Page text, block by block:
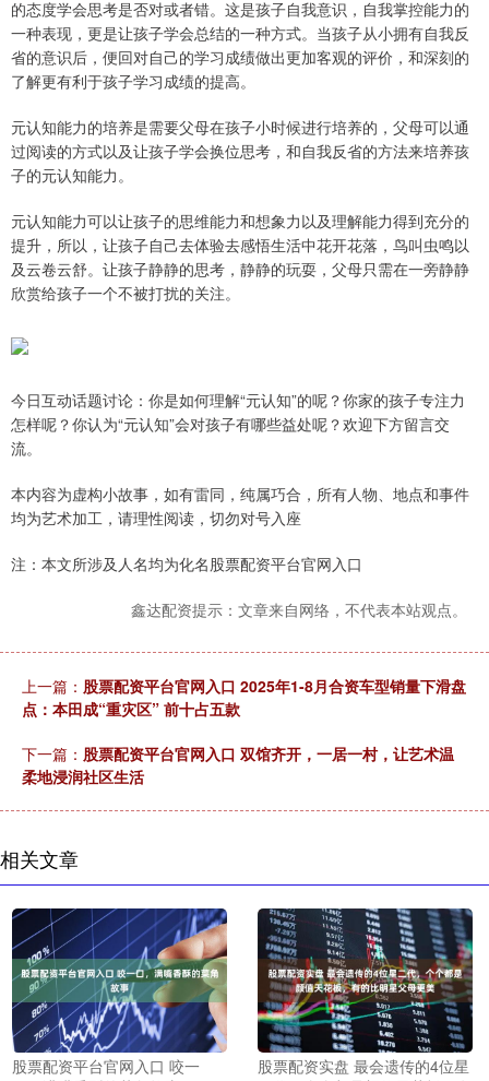
的态度学会思考是否对或者错。这是孩子自我意识，自我掌控能力的
一种表现，更是让孩子学会总结的一种方式。当孩子从小拥有自我反
省的意识后，便回对自己的学习成绩做出更加客观的评价，和深刻的
了解更有利于孩子学习成绩的提高。
元认知能力的培养是需要父母在孩子小时候进行培养的，父母可以通
过阅读的方式以及让孩子学会换位思考，和自我反省的方法来培养孩
子的元认知能力。
元认知能力可以让孩子的思维能力和想象力以及理解能力得到充分的
提升，所以，让孩子自己去体验去感悟生活中花开花落，鸟叫虫鸣以
及云卷云舒。让孩子静静的思考，静静的玩耍，父母只需在一旁静静
欣赏给孩子一个不被打扰的关注。
今日互动话题讨论：你是如何理解“元认知”的呢？你家的孩子专注力
怎样呢？你认为“元认知”会对孩子有哪些益处呢？欢迎下方留言交
流。
本内容为虚构小故事，如有雷同，纯属巧合，所有人物、地点和事件
均为艺术加工，请理性阅读，切勿对号入座
注：本文所涉及人名均为化名股票配资平台官网入口
鑫达配资提示：文章来自网络，不代表本站观点。
上一篇： 股票配资平台官网入口 2025年1-8月合资车型销量下滑盘
点：本田成“重灾区” 前十占五款
下一篇： 股票配资平台官网入口 双馆齐开，一居一村，让艺术温
柔地浸润社区生活
相关文章
股票配资平台官网入口 咬一
股票配资实盘 最会遗传的4位星